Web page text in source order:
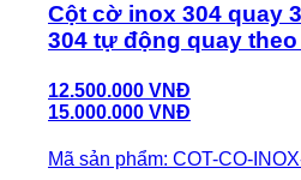
Cột cờ inox 304 quay
304 tự động quay
12.500.000 VNĐ
15.000.000 VNĐ
Mã sản phẩm: COT-CO-